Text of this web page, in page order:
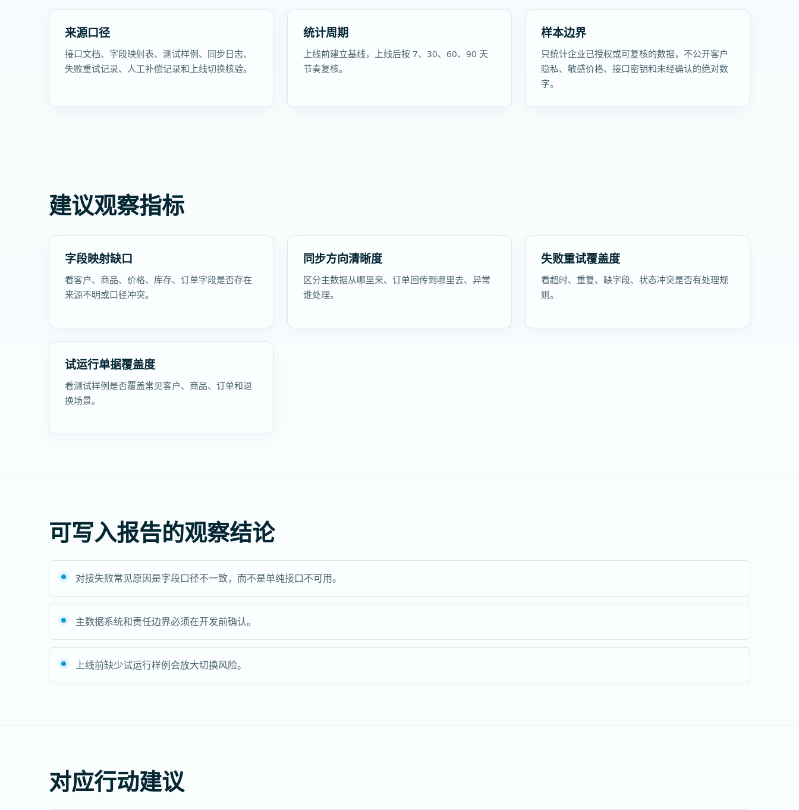
来源口径
接口文档、字段映射表、测试样例、同步日志、
失败重试记录、人工补偿记录和上线切换核验。
统计周期
上线前建立基线，上线后按 7、30、60、90 天
节奏复核。
样本边界
只统计企业已授权或可复核的数据，不公开客户
隐私、敏感价格、接口密钥和未经确认的绝对数
字。
建议观察指标
字段映射缺口
看客户、商品、价格、库存、订单字段是否存在
来源不明或口径冲突。
同步方向清晰度
区分主数据从哪里来、订单回传到哪里去、异常
谁处理。
失败重试覆盖度
看超时、重复、缺字段、状态冲突是否有处理规
则。
试运行单据覆盖度
看测试样例是否覆盖常见客户、商品、订单和退
换场景。
可写入报告的观察结论
对接失败常见原因是字段口径不一致，而不是单纯接口不可用。
主数据系统和责任边界必须在开发前确认。
上线前缺少试运行样例会放大切换风险。
对应行动建议